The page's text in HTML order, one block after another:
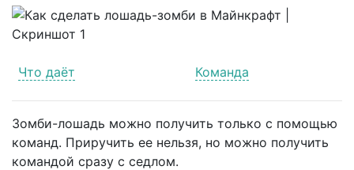
Что даёт Команда
Зомби-лошадь можно получить только с помощью
команд. Приручить ее нельзя, но можно получить
командой сразу с седлом.